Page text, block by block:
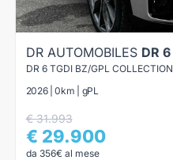
DR AUTOMOBILES DR 6
DR 6 TGDI BZ/GPL COLLECTION
2026 | 0km | gPL
€ 31.993
€ 29.900
da 356€ al mese